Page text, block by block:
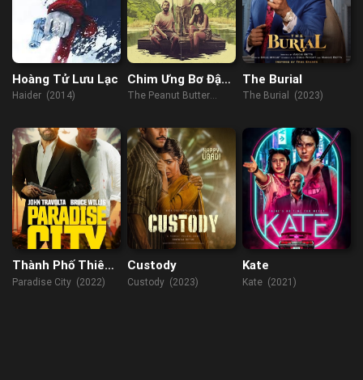
Hoàng Tử Lưu Lạc
Haider (2014)
Chim Ưng Bơ Đậu
Phộng
The Peanut Butter
The Burial
The Burial (2023)
Thành Phố Thiên
Đường
Paradise City (2022)
Custody
Custody (2023)
Kate
Kate (2021)